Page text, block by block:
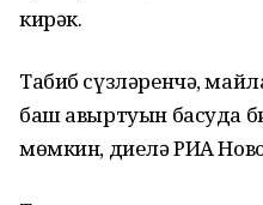
кирәк.
Табиб сүзләренчә,
баш авыртуын басуда
мөмкин, диелә РИА